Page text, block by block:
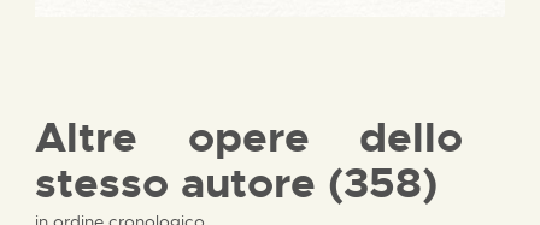
Altre opere dello
stesso autore (358)